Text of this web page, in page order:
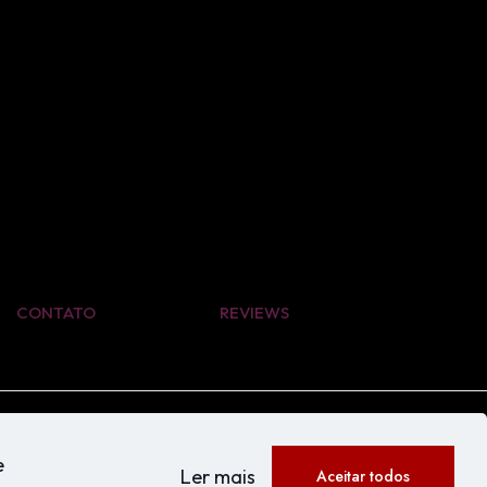
CONTATO REVIEWS
Ler mais Aceitar todos